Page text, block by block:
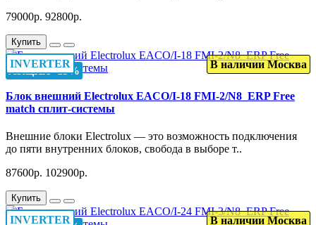
79000р. 92800р.
Купить
АКЦИЯ -15%
INVERTER В наличии Москва
Блок внешний Electrolux EACO/I-18 FMI-2/N8_ERP Free
match сплит-системы
Внешние блоки Electrolux — это возможность подключения
до пяти внутренних блоков, свобода в выборе т..
87600р. 102900р.
Купить
INVERTER В наличии Москва